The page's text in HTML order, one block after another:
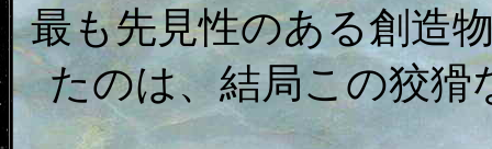
最も先見性のある創造
たのは、結局この狡